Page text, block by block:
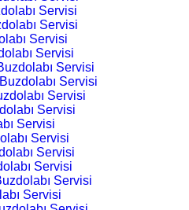
Servisi
Servisi
Servisi
Servisi
Servisi
Servisi
Servisi
Servisi
Servisi
Servisi
Servisi
Servisi
Servisi
Servisi